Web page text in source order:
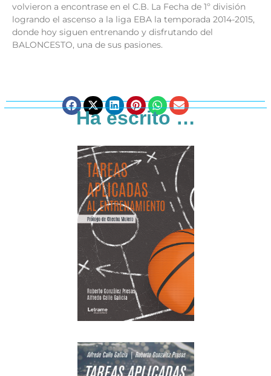
volvieron a encontrase en el C.B. La Fecha de 1º división
logrando el ascenso a la liga EBA la temporada 2014-2015,
donde hoy siguen entrenando y disfrutando del
BALONCESTO, una de sus pasiones.
Ha escrito …